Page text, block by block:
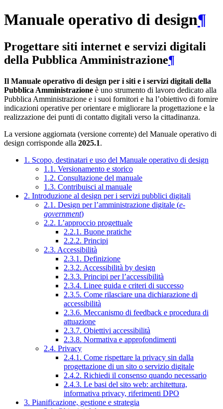
Manuale operativo di design¶
Progettare siti internet e servizi digitali
della Pubblica Amministrazione¶
Il Manuale operativo di design per i siti e i servizi digitali della
Pubblica Amministrazione è uno strumento di lavoro dedicato alla
Pubblica Amministrazione e i suoi fornitori e ha l’obiettivo di fornire
indicazioni operative per orientare e migliorare la progettazione e la
realizzazione dei punti di contatto digitali verso la cittadinanza.
La versione aggiornata (versione corrente) del Manuale operativo di
design corrisponde alla 2025.1.
1. Scopo, destinatari e uso del Manuale operativo di design
1.1. Versionamento e storico
1.2. Consultazione del manuale
1.3. Contribuisci al manuale
2. Introduzione al design per i servizi pubblici digitali
2.1. Design per l’amministrazione digitale (e-
government)
2.2. L’approccio progettuale
2.2.1. Buone pratiche
2.2.2. Principi
2.3. Accessibilità
2.3.1. Definizione
2.3.2. Accessibilità by design
2.3.3. Principi per l’accessibilità
2.3.4. Linee guida e criteri di successo
2.3.5. Come rilasciare una dichiarazione di
accessibilità
2.3.6. Meccanismo di feedback e procedura di
attuazione
2.3.7. Obiettivi accessibilità
2.3.8. Normativa e approfondimenti
2.4. Privacy
2.4.1. Come rispettare la privacy sin dalla
progettazione di un sito o servizio digitale
2.4.2. Richiedi il consenso quando necessario
2.4.3. Le basi del sito web: architettura,
informativa privacy, riferimenti DPO
3. Pianificazione, gestione e strategia